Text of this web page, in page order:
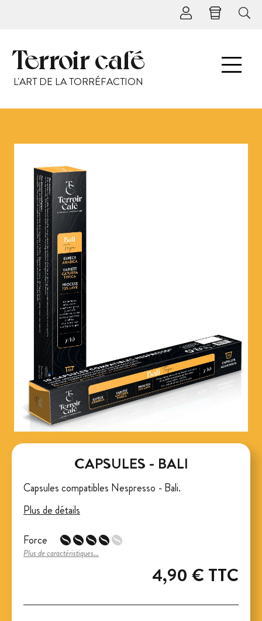
Terroir café
L'ART DE LA TORRÉFACTION
CAPSULES - BALI
Capsules compatibles Nespresso - Bali.
Plus de détails
Force
Plus de caractéristiques...
4,90 € TTC